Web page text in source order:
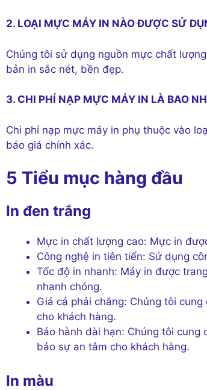
2. LOẠI MỰC MÁY IN NÀO ĐƯỢC SỬ
Chúng tôi sử dụng nguồn mực chất
bản in sắc nét, bền đẹp.
3. CHI PHÍ NẠP MỰC MÁY IN LÀ BAO
Chi phí nạp mực máy in phụ thuộc vào
báo giá chính xác.
5 Tiểu mục hàng đầu
In đen trắng
Mực in chất lượng cao: Mực in
Công nghệ in tiên tiến: Sử dụng
Tốc độ in nhanh: Máy in được
nhanh chóng.
Giá cả phải chăng: Chúng tôi
cho khách hàng.
Bảo hành dài hạn: Chúng tôi
bảo sự an tâm cho khách hàng.
In màu